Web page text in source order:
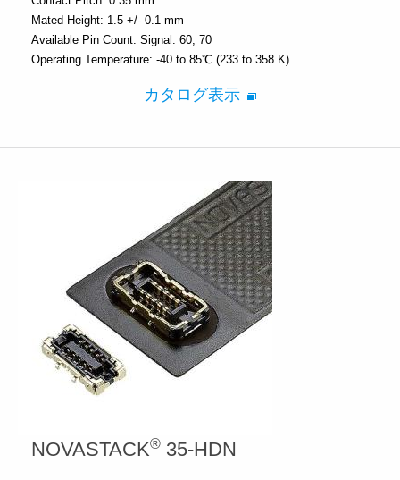
Mated Height: 1.5 +/- 0.1 mm
Available Pin Count: Signal: 60, 70
Operating Temperature: -40 to 85℃ (233 to 358 K)
カタログ表示
NOVASTACK® 35-HDN